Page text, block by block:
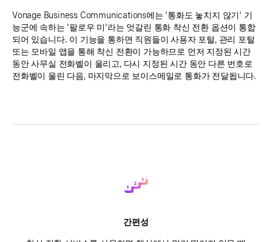
Vonage Business Communications에는 '통화도 놓치지 않기' 기
능군에 속하는 '팔로우 미'라는 엇갈린 통화 착신 전환 옵션이 통합
되어 있습니다. 이 기능을 통하면 직원들이 사용자 포털, 관리 포털
또는 모바일 앱을 통해 착신 전환이 가능하므로 먼저 지정된 시간
동안 사무실 전화벨이 울리고, 다시 지정된 시간 동안 다른 번호로
전화벨이 울린 다음, 마지막으로 보이스메일로 통화가 전달됩니다.
간편성